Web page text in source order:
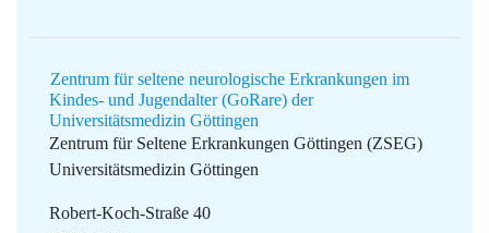
Zentrum für seltene neurologische Erkrankungen im
Kindes- und Jugendalter (GoRare) der
Universitätsmedizin Göttingen
Zentrum für Seltene Erkrankungen Göttingen (ZSEG)
Universitätsmedizin Göttingen
Robert-Koch-Straße 40